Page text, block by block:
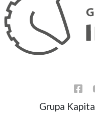
Grupa